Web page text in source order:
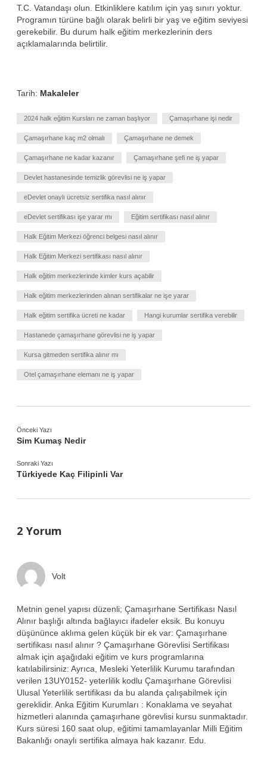
T.C. Vatandaşı olun. Etkinliklere katılım için yaş sınırı yoktur.
Programın türüne bağlı olarak belirli bir yaş ve eğitim seviyesi
gerekebilir. Bu durum halk eğitim merkezlerinin ders
açıklamalarında belirtilir.
Tarih: Makaleler
2024 halk eğitim Kursları ne zaman başlıyor Çamaşırhane işi nedir
Çamaşırhane kaç m2 olmalı Çamaşırhane ne demek
Çamaşırhane ne kadar kazanır Çamaşırhane şefi ne iş yapar
Devlet hastanesinde temizlik görevlisi ne iş yapar
eDevlet onaylı ücretsiz sertifika nasıl alınır
eDevlet sertifikası işe yarar mı Eğitim sertifikası nasıl alınır
Halk Eğitim Merkezi öğrenci belgesi nasıl alınır
Halk Eğitim Merkezi sertifikası nasıl alınır
Halk eğitim merkezlerinde kimler kurs açabilir
Halk eğitim merkezlerinden alınan sertifikalar ne işe yarar
Halk eğitim sertifika ücreti ne kadar Hangi kurumlar sertifika verebilir
Hastanede çamaşırhane görevlisi ne iş yapar
Kursa gitmeden sertifika alınır mı
Otel çamaşırhane elemanı ne iş yapar
Önceki Yazı
Sim Kumaş Nedir
Sonraki Yazı
Türkiyede Kaç Filipinli Var
2 Yorum
Volt
Metnin genel yapısı düzenli; Çamaşırhane Sertifikası Nasıl
Alınır başlığı altında bağlayıcı ifadeler eksik. Bu konuyu
düşününce aklıma gelen küçük bir ek var: Çamaşırhane
sertifikası nasıl alınır ? Çamaşırhane Görevlisi Sertifikası
almak için aşağıdaki eğitim ve kurs programlarına
katılabilirsiniz: Ayrıca, Mesleki Yeterlilik Kurumu tarafından
verilen 13UY0152- yeterlilik kodlu Çamaşırhane Görevlisi
Ulusal Yeterlilik sertifikası da bu alanda çalışabilmek için
gereklidir. Anka Eğitim Kurumları : Konaklama ve seyahat
hizmetleri alanında çamaşırhane görevlisi kursu sunmaktadır.
Kurs süresi 160 saat olup, eğitimi tamamlayanlar Milli Eğitim
Bakanlığı onaylı sertifika almaya hak kazanır. Edu.